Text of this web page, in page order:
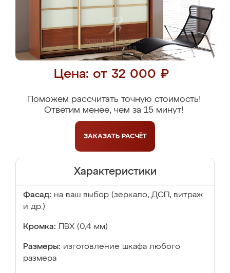
Цена: от 32 000 ₽
Поможем рассчитать точную стоимость!
Ответим менее, чем за 15 минут!
ЗАКАЗАТЬ РАСЧЁТ
Характеристики
Фасад: на ваш выбор (зеркало, ДСП, витраж
и др.)
Кромка: ПВХ (0,4 мм)
Размеры: изготовление шкафа любого
размера